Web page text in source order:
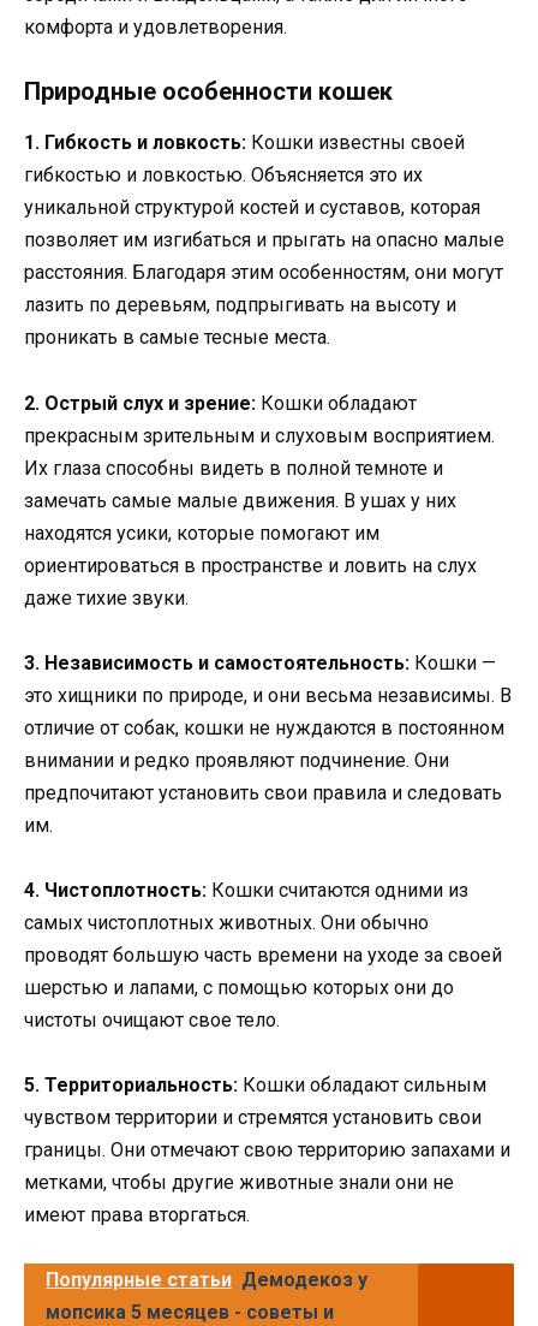
комфорта и удовлетворения.
Природные особенности кошек
1. Гибкость и ловкость: Кошки известны своей
гибкостью и ловкостью. Объясняется это их
уникальной структурой костей и суставов, которая
позволяет им изгибаться и прыгать на опасно малые
расстояния. Благодаря этим особенностям, они могут
лазить по деревьям, подпрыгивать на высоту и
проникать в самые тесные места.
2. Острый слух и зрение: Кошки обладают
прекрасным зрительным и слуховым восприятием.
Их глаза способны видеть в полной темноте и
замечать самые малые движения. В ушах у них
находятся усики, которые помогают им
ориентироваться в пространстве и ловить на слух
даже тихие звуки.
3. Независимость и самостоятельность: Кошки —
это хищники по природе, и они весьма независимы. В
отличие от собак, кошки не нуждаются в постоянном
внимании и редко проявляют подчинение. Они
предпочитают установить свои правила и следовать
им.
4. Чистоплотность: Кошки считаются одними из
самых чистоплотных животных. Они обычно
проводят большую часть времени на уходе за своей
шерстью и лапами, с помощью которых они до
чистоты очищают свое тело.
5. Территориальность: Кошки обладают сильным
чувством территории и стремятся установить свои
границы. Они отмечают свою территорию запахами и
метками, чтобы другие животные знали они не
имеют права вторгаться.
Популярные статьи Демодекоз у
мопсика 5 месяцев - советы и